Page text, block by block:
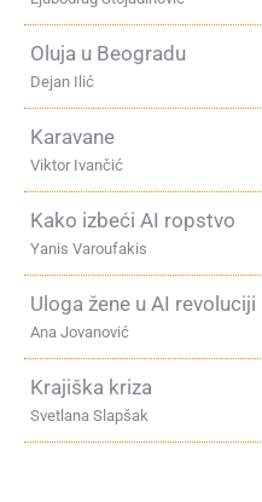
Oluja u Beogradu
Dejan Ilić
Karavane
Viktor Ivančić
Kako izbeći AI ropstvo
Yanis Varoufakis
Uloga žene u AI revoluciji
Ana Jovanović
Krajiška kriza
Svetlana Slapšak